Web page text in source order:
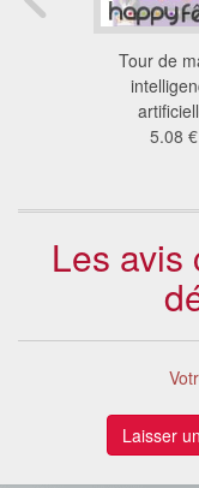
Tour de
5.08 €
Les avis
Laisser